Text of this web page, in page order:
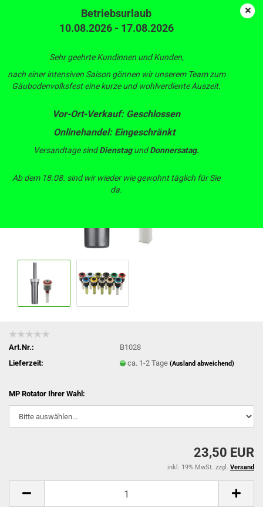
Betriebsurlaub
10.08.2026 - 17.08.2026
Sehr geehrte Kundinnen und Kunden,
nach einer intensiven Saison gönnen wir unserem Team zum
Gäubodenvolksfest eine kurze und wohlverdiente Auszeit.
Vor-Ort-Verkauf: Geschlossen
Onlinehandel: Eingeschränkt
Versandtage sindDienstagundDonnersatag.
Ab dem 18.08. sind wir wieder wie gewohnt täglich für Sie
da.
Art.Nr.:
B1028
Lieferzeit:
ca. 1-2 Tage(Ausland abweichend)
MP Rotator Ihrer Wahl:
23,50 EUR
inkl. 19% MwSt. zzgl. Versand